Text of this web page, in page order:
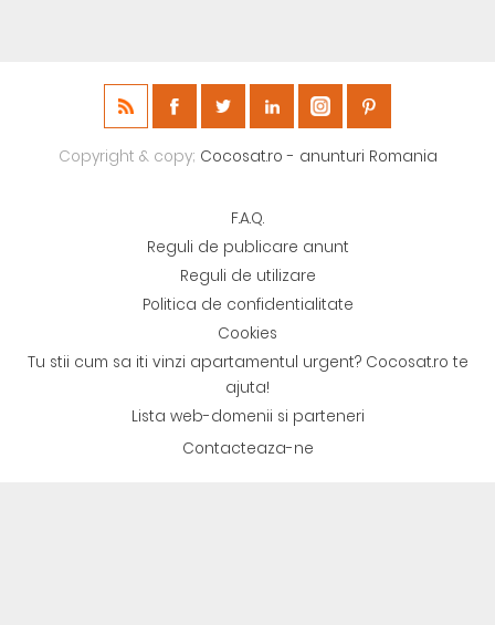
Copyright & copy; Cocosat.ro - anunturi Romania
F.A.Q.
Reguli de publicare anunt
Reguli de utilizare
Politica de confidentialitate
Cookies
Tu stii cum sa iti vinzi apartamentul urgent? Cocosat.ro te
ajuta!
Lista web-domenii si parteneri
Contacteaza-ne